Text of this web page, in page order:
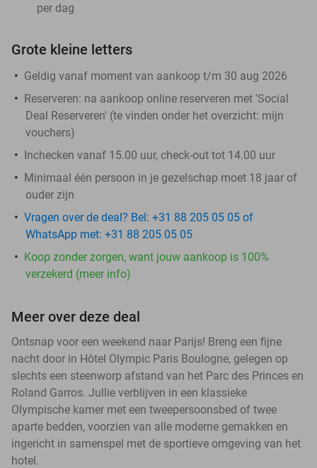
per dag
Grote kleine letters
Geldig vanaf moment van aankoop t/m 30 aug 2026
Reserveren: na aankoop online reserveren met 'Social
Deal Reserveren' (te vinden onder het overzicht: mijn
vouchers)
Inchecken vanaf 15.00 uur, check-out tot 14.00 uur
Minimaal één persoon in je gezelschap moet 18 jaar of
ouder zijn
Vragen over de deal? Bel: +31 88 205 05 05 of
WhatsApp met: +31 88 205 05 05
Koop zonder zorgen, want jouw aankoop is 100%
verzekerd (meer info)
Meer over deze deal
Ontsnap voor een weekend naar Parijs! Breng een fijne
nacht door in Hôtel Olympic Paris Boulogne, gelegen op
slechts een steenworp afstand van het Parc des Princes en
Roland Garros. Jullie verblijven in een klassieke
Olympische kamer met een tweepersoonsbed of twee
aparte bedden, voorzien van alle moderne gemakken en
ingericht in samenspel met de sportieve omgeving van het
hotel.